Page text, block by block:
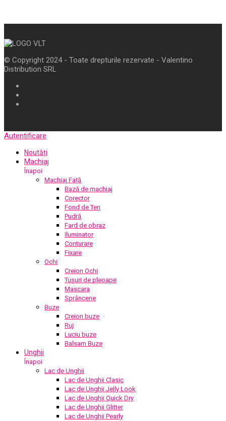
© Copyright 2024 - Toate drepturile rezervate - Valentino
Distribution SRL
Autentificare
Noutăți
Machiaj
Înapoi
Machiaj Față
Bază de machiaj
Corector
Fond de Ten
Pudră
Fard de obraz
Iluminator
Conturare
Fixare
Ochi
Creion Ochi
Tușuri de pleoape
Mascara
Sprâncene
Buze
Creion buze
Ruj
Luciu buze
Balsam Buze
Unghii
Înapoi
Lac de Unghii
Lac de Unghii Clasic
Lac de Unghii Jelly Look
Lac de Unghii Quick Dry
Lac de Unghii Glitter
Lac de Unghii Pearly